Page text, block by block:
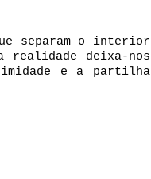
separam o interior
realidade deixa-nos
e a partilha